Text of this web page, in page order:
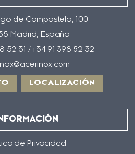
de Compostela, 100
Madrid, España
52 31 /+34 91 398 52 32
LOCALIZACIÓN
INFORMACIÓN
de Privacidad